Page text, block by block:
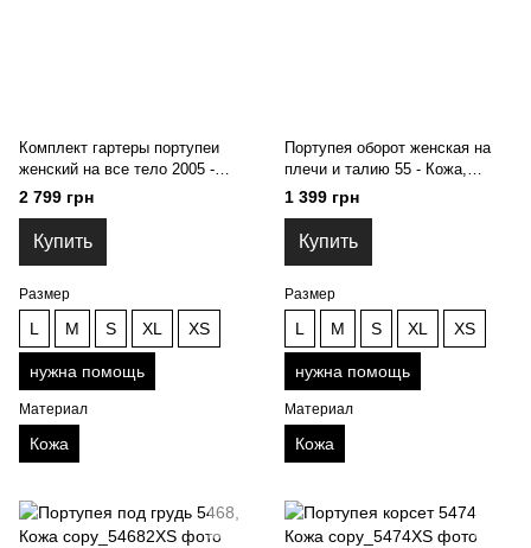
Комплект гартеры портупеи
женский на все тело 2005 -
Кожа, нужна помощь
2 799 грн
Купить
Размер
L M S XL XS
нужна помощь
Материал
Кожа
Портупея оборот женская на
плечи и талию 55 - Кожа,
нужна помощь
1 399 грн
Купить
Размер
L M S XL XS
нужна помощь
Материал
Кожа